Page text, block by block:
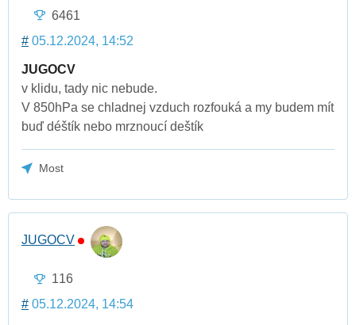
6461
# 05.12.2024, 14:52
JUGOCV
v klidu, tady nic nebude.
V 850hPa se chladnej vzduch rozfouká a my budem mít
buď déštík nebo mrznoucí deštík
Most
JUGOCV
116
# 05.12.2024, 14:54